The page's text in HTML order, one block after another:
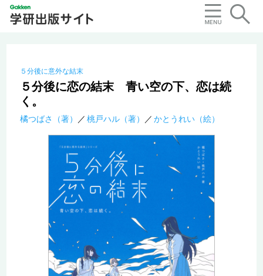
５分後に意外な結末
５分後に恋の結末 青い空の下、恋は続
く。
橘つばさ（著） 桃戸ハル（著） かとうれい（絵）